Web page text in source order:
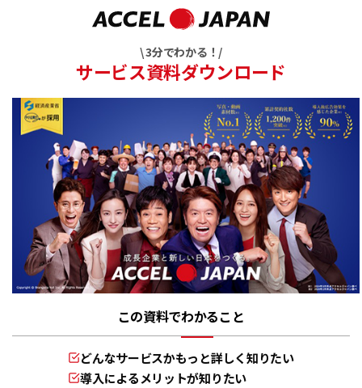
\ 3分でわかる！/
サービス資料ダウンロード
この資料でわかること
どんなサービスかもっと詳しく知りたい
導入によるメリットが知りたい